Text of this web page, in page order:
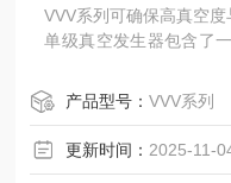
VVV系列可确保高真空度
单级真空发生器包含了
和气流喷嘴与接收器喷
大气在经过接收器喷嘴
（环境中）。 多级真空
结构的发生器也具有一个
产品型号：VVV系列
更新时间： 2025-11-